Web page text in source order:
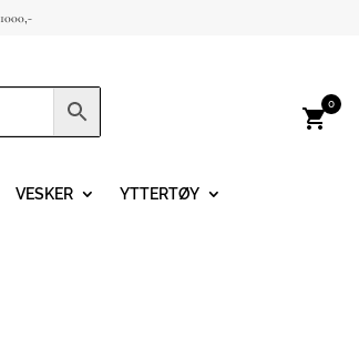
shopping_cart
0
VESKER YTTERTØY